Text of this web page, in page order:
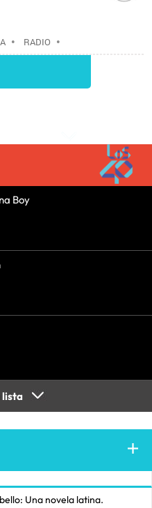
• RADIO •
•MEDIOS
Boy
lista
Una novela latina.